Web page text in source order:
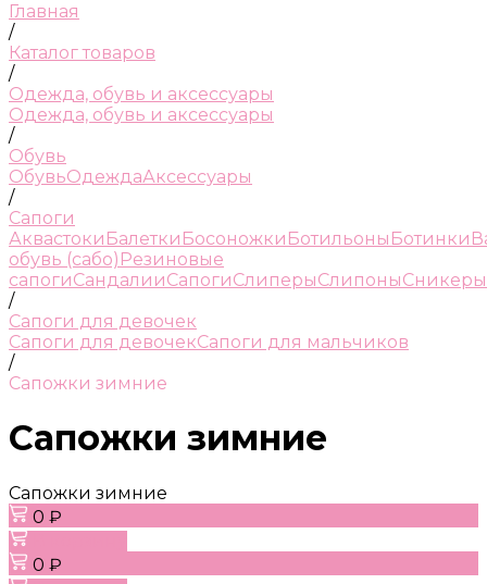
Главная
/
Каталог товаров
/
Одежда, обувь и аксессуары
Одежда, обувь и аксессуары
/
Обувь
ОбувьОдеждаАксессуары
/
Сапоги
Аквастоки Балетки Босоножки Ботильоны Ботинки
обувь (сабо) Резиновые
сапогиСандалииСапогиСлиперыСлипоныСникеры
/
Сапоги для девочек
Сапоги для девочекСапоги для мальчиков
/
Сапожки зимние
Сапожки зимние
Сапожки зимние
0 ₽
0 ₽